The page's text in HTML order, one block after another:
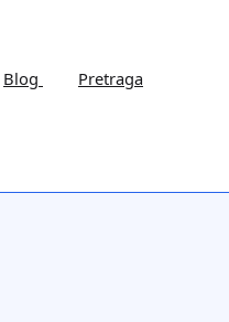
Blog
Pretraga